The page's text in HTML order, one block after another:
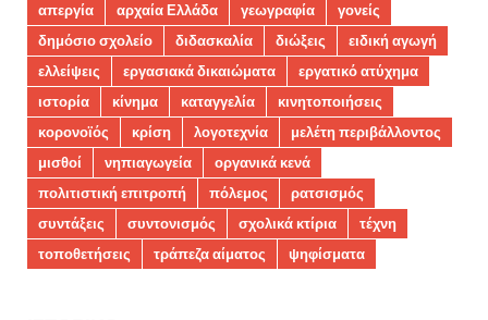
απεργία
αρχαία Ελλάδα γεωγραφία
γονείς
δημόσιο σχολείο
διδασκαλία διώξεις
ειδική αγωγή
ελλείψεις
εργασιακά δικαιώματα
εργατικό ατύχημα
ιστορία
κίνημα καταγγελία
κινητοποιήσεις
κορονοϊός
κρίση λογοτεχνία
μελέτη περιβάλλοντος
μισθοί
νηπιαγωγεία
οργανικά κενά
πολιτιστική επιτροπή
πόλεμος
ρατσισμός
συντάξεις
συντονισμός σχολικά κτίρια
τέχνη
τοποθετήσεις
τράπεζα αίματος ψηφίσματα